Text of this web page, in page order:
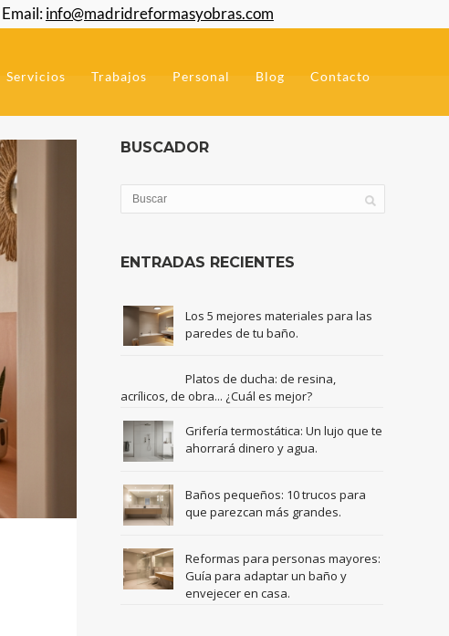
Servicios Trabajos Personal Blog Contacto
BUSCADOR
ENTRADAS RECIENTES
Los 5 mejores materiales para las
paredes de tu baño.
Platos de ducha: de resina,
acrílicos, de obra... ¿Cuál es mejor?
Grifería termostática: Un lujo que te
ahorrará dinero y agua.
Baños pequeños: 10 trucos para
que parezcan más grandes.
Reformas para personas mayores:
Guía para adaptar un baño y
envejecer en casa.
Email:info@madridreformasyobras.com